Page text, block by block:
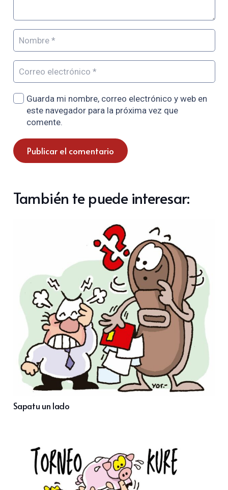
Guarda mi nombre, correo electrónico y web en
este navegador para la próxima vez que
comente.
Publicar el comentario
También te puede interesar:
Sapatu un lado